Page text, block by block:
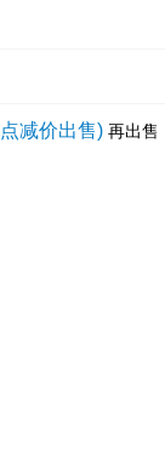
减价出售) 再出售